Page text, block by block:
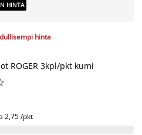
HINTA
hinta
ROGER 3kpl/pkt kumi
2,75 /pkt